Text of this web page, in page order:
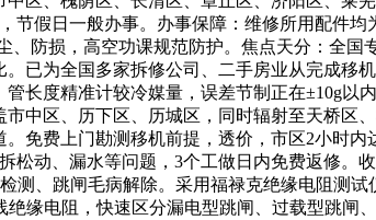
节假日一般办事。办事保障：维修所用配件
、防损，高空功课规范防护。焦点天分：全
已为全国多家拆修公司、二手房业从完成移
长度精准计较冷媒量，误差节制正在±10g
中区、历下区、历城区，同时辐射至天桥区
免费上门勘测移机前提，透价，市区2小时
松动、漏水等问题，3个工做日内免费返修
测、跳闸毛病解除。采用福禄克绝缘电阻测
缘电阻，快速区分漏电型跳闸、过载型跳闸